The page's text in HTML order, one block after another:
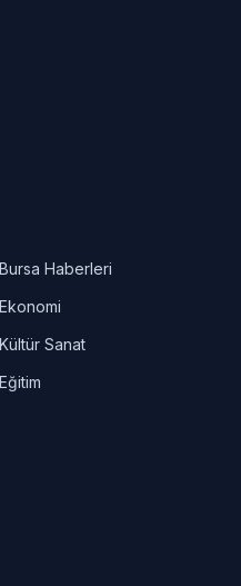
Bursa Haberleri
Ekonomi
Kültür Sanat
Eğitim